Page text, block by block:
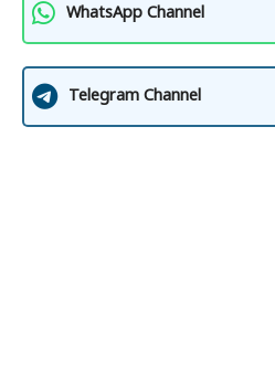
WhatsApp Channel
Telegram Channel